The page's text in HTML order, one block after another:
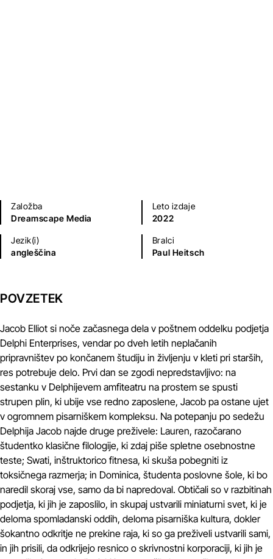
Založba
Dreamscape Media
Leto izdaje
2022
Jezik(i)
angleščina
Bralci
Paul Heitsch
POVZETEK
Jacob Elliot si noče začasnega dela v poštnem oddelku podjetja
Delphi Enterprises, vendar po dveh letih neplačanih
pripravništev po končanem študiju in življenju v kleti pri starših,
res potrebuje delo. Prvi dan se zgodi nepredstavljivo: na
sestanku v Delphijevem amfiteatru na prostem se spusti
strupen plin, ki ubije vse redno zaposlene, Jacob pa ostane ujet
v ogromnem pisarniškem kompleksu. Na potepanju po sedežu
Delphija Jacob najde druge preživele: Lauren, razočarano
študentko klasične filologije, ki zdaj piše spletne osebnostne
teste; Swati, inštruktorico fitnesa, ki skuša pobegniti iz
toksičnega razmerja; in Dominica, študenta poslovne šole, ki bo
naredil skoraj vse, samo da bi napredoval. Obtičali so v razbitinah
podjetja, ki jih je zaposlilo, in skupaj ustvarili miniaturni svet, ki je
deloma spomladanski oddih, deloma pisarniška kultura, dokler
šokantno odkritje ne prekine raja, ki so ga preživeli ustvarili sami,
in jih prisili, da odkrijejo resnico o skrivnostni korporaciji, ki jih je